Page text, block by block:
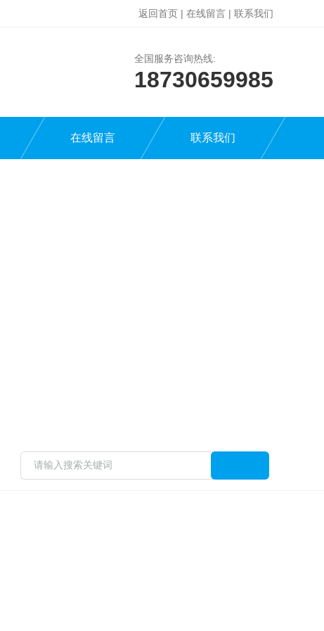
返回首页 | 在线留言 | 联系我们
全国服务咨询热线:
18730659985
在线留言 联系我们